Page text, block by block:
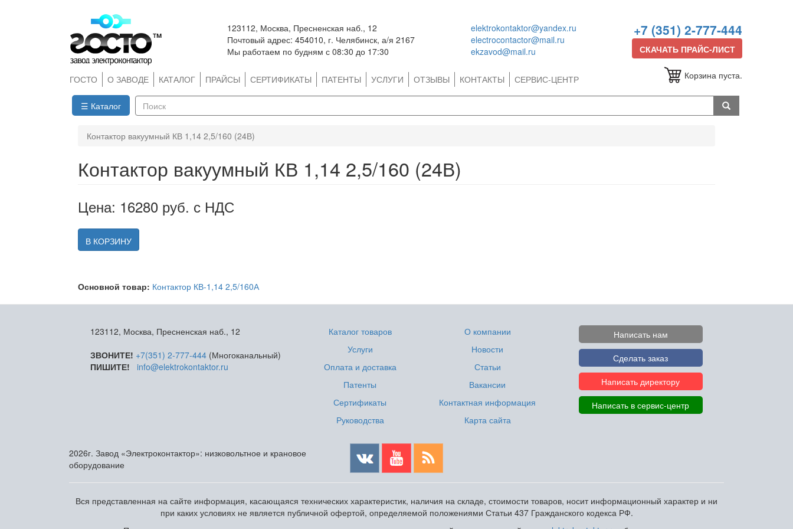
123112, Москва, Пресненская наб., 12
Почтовый адрес: 454010, г. Челябинск, а/я 2167
Мы работаем по будням с 08:30 до 17:30
elektrokontaktor@yandex.ru
electrocontactor@mail.ru
ekzavod@mail.ru
+7 (351) 2-777-444
СКАЧАТЬ ПРАЙС-ЛИСТ
ГОСТО О ЗАВОДЕ КАТАЛОГ ПРАЙСЫ СЕРТИФИКАТЫ ПАТЕНТЫ УСЛУГИ ОТЗЫВЫ КОНТАКТЫ СЕРВИС-ЦЕНТР Корзина пуста.
☰ Каталог
Контактор вакуумный КВ 1,14 2,5/160 (24В)
Контактор вакуумный КВ 1,14 2,5/160 (24В)
Цена: 16280 руб. с НДС
В КОРЗИНУ
Основной товар: Контактор КВ-1,14 2,5/160А
123112, Москва, Пресненская наб., 12
ЗВОНИТЕ! +7(351) 2-777-444 (Многоканальный)
ПИШИТЕ!
info@elektrokontaktor.ru
Каталог товаров
Услуги
Оплата и доставка
Патенты
Сертификаты
Руководства
О компании
Новости
Статьи
Вакансии
Контактная информация
Карта сайта
Написать нам
Сделать заказ
Написать директору
Написать в сервис-центр
2026г. Завод «Электроконтактор»: низковольтное и крановое
оборудование
Вся представленная на сайте информация, касающаяся технических характеристик, наличия на складе, стоимости товаров, носит информационный характер и ни
при каких условиях не является публичной офертой, определяемой положениями Статьи 437 Гражданского кодекса РФ.